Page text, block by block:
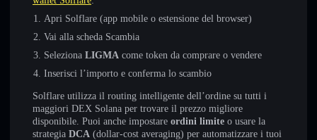
Apri Solflare (app mobile o estensione del browser)
Vai alla scheda Scambia
Seleziona LIGMA come token da comprare o vendere
Inserisci l’importo e conferma lo scambio
Solflare utilizza il routing intelligente dell’ordine su tutti i
maggiori DEX Solana per trovare il prezzo migliore
disponibile. Puoi anche impostare ordini limite o usare la
strategia DCA (dollar-cost averaging) per automatizzare i tuoi